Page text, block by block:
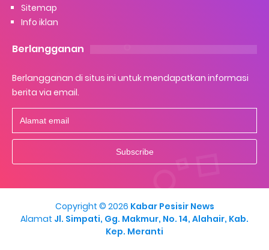
Sitemap
Info iklan
Berlangganan
Berlangganan di situs ini untuk mendapatkan informasi
berita via email.
Copyright © 2026 Kabar Pesisir News
Alamat Jl. Simpati, Gg. Makmur, No. 14, Alahair, Kab.
Kep. Meranti